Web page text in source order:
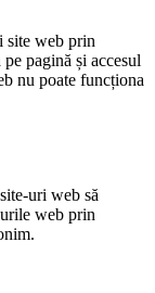
site web prin
pagină și accesul
nu poate funcționa
uri web să
web prin